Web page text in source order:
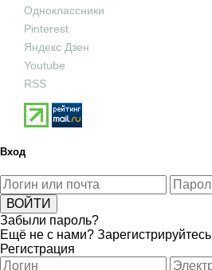
Одноклассники
Pinterest
Яндекс Дзен
Youtube
RSS
Вход
Забыли пароль?
Ещё не с нами? Зарегистрируйтесь
Регистрация